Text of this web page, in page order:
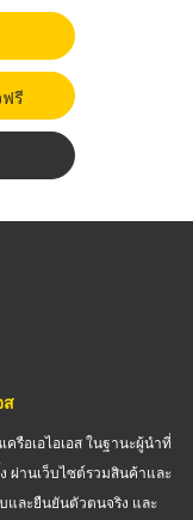
รี
ส
รือเอไอเอส ในฐานะผู้นำที่
ผ่านเว็บไซต์รวมสินค้าและ
และยืนยันตัวตนจริง และ